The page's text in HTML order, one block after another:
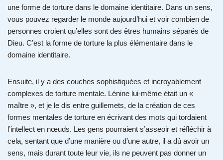
une forme de torture dans le domaine identitaire. Dans un sens,
vous pouvez regarder le monde aujourd’hui et voir combien de
personnes croient qu’elles sont des êtres humains séparés de
Dieu. C’est la forme de torture la plus élémentaire dans le
domaine identitaire.
Ensuite, il y a des couches sophistiquées et incroyablement
complexes de torture mentale. Lénine lui-même était un «
maître », et je le dis entre guillemets, de la création de ces
formes mentales de torture en écrivant des mots qui tordaient
l’intellect en nœuds. Les gens pourraient s’asseoir et réfléchir à
cela, sentant que d’une manière ou d’une autre, il a dû avoir un
sens, mais durant toute leur vie, ils ne peuvent pas donner un